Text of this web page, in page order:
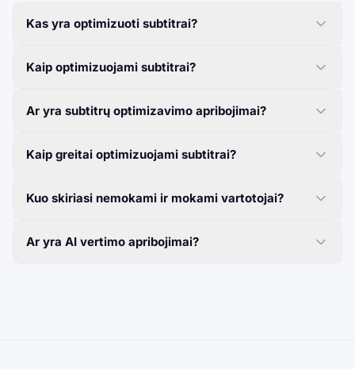
Kas yra optimizuoti subtitrai?
Kaip optimizuojami subtitrai?
Ar yra subtitrų optimizavimo apribojimai?
Kaip greitai optimizuojami subtitrai?
Kuo skiriasi nemokami ir mokami vartotojai?
Ar yra AI vertimo apribojimai?